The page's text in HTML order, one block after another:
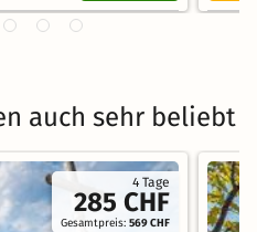
auch sehr beliebt
4 Tage
285 CHF
Gesamtpreis:569 CHF